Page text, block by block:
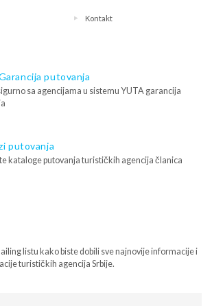
Kontakt
putovanja
sa agencijama u sistemu YUTA garancija
putovanja
kataloge putovanja turističkih agencija članica
listu kako biste dobili sve najnovije informacije i
turističkih agencija Srbije.